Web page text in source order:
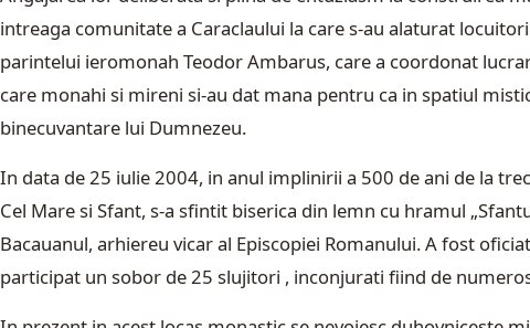
intreaga comunitate a Caraclaului la care s-au alaturat
parintelui ieromonah Teodor Ambarus, care a coordonat
care monahi si mireni si-au dat mana pentru ca in spatiul
binecuvantare lui Dumnezeu.
In data de 25 iulie 2004, in anul implinirii a 500 de ani de la
Cel Mare si Sfant, s-a sfintit biserica din lemn cu hramul
Bacauanul, arhiereu vicar al Episcopiei Romanului. A fost
participat un sobor de 25 slujitori , inconjurati fiind de